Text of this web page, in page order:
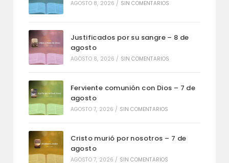
AGOSTO 8, 2026 / SIN COMENTARIOS
Justificados por su sangre – 8 de
agosto
AGOSTO 8, 2026 / SIN COMENTARIOS
Ferviente comunión con Dios – 7 de
agosto
AGOSTO 7, 2026 / SIN COMENTARIOS
Cristo murió por nosotros – 7 de
agosto
AGOSTO 7, 2026 / SIN COMENTARIOS